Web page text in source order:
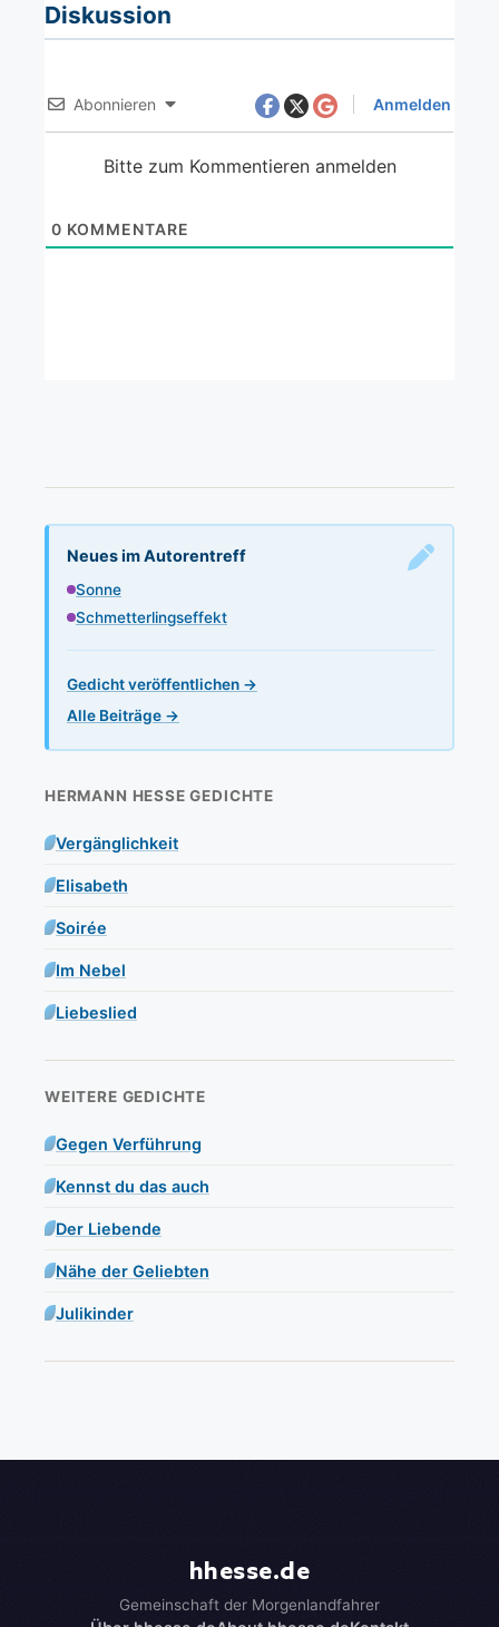
Diskussion
Abonnieren Anmelden
Bitte zum Kommentieren anmelden
0 KOMMENTARE
Neues im Autorentreff
Sonne
Schmetterlingseffekt
Gedicht veröffentlichen →
Alle Beiträge →
HERMANN HESSE GEDICHTE
Vergänglichkeit
Elisabeth
Soirée
Im Nebel
Liebeslied
WEITERE GEDICHTE
Gegen Verführung
Kennst du das auch
Der Liebende
Nähe der Geliebten
Julikinder
hhesse.de
Gemeinschaft der Morgenlandfahrer